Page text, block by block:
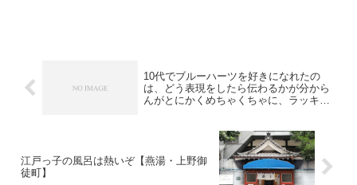
10代でブルーハーツを好きになれたの
は、どう表現をしたら伝わるかが分から
んがとにかくめちゃくちゃに、ラッキー
江戸っ子の風呂は熱いぞ【燕湯・上野御
徒町】